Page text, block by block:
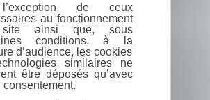
de ceux
au fonctionnement
ainsi que, sous
conditions, à la
d’audience, les cookies
similaires ne
être déposés qu’avec
consentement.